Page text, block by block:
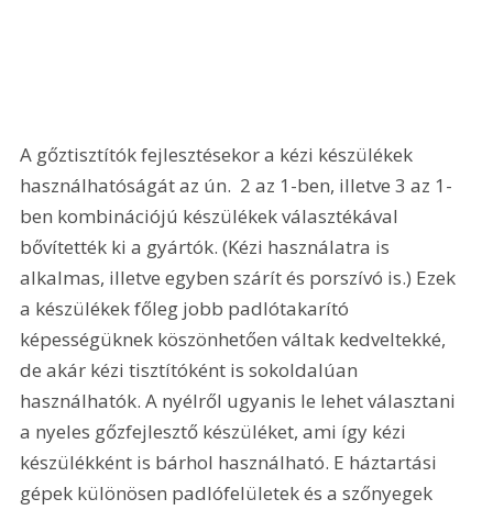
A gőztisztítók fejlesztésekor a kézi készülékek
használhatóságát az ún.  2 az 1-ben, illetve 3 az 1-
ben kombinációjú készülékek választékával
bővítették ki a gyártók. (Kézi használatra is
alkalmas, illetve egyben szárít és porszívó is.) Ezek
a készülékek főleg jobb padlótakarító
képességüknek köszönhetően váltak kedveltekké,
de akár kézi tisztítóként is sokoldalúan
használhatók. A nyélről ugyanis le lehet választani
a nyeles gőzfejlesztő készüléket, ami így kézi
készülékként is bárhol használható. E háztartási
gépek különösen padlófelületek és a szőnyegek